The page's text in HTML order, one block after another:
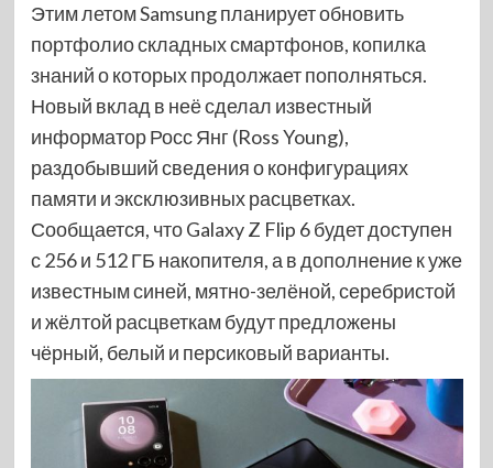
Этим летом Samsung планирует обновить
портфолио складных смартфонов, копилка
знаний о которых продолжает пополняться.
Новый вклад в неё сделал известный
информатор Росс Янг (Ross Young),
раздобывший сведения о конфигурациях
памяти и эксклюзивных расцветках.
Сообщается, что Galaxy Z Flip 6 будет доступен
с 256 и 512 ГБ накопителя, а в дополнение к уже
известным синей, мятно-зелёной, серебристой
и жёлтой расцветкам будут предложены
чёрный, белый и персиковый варианты.